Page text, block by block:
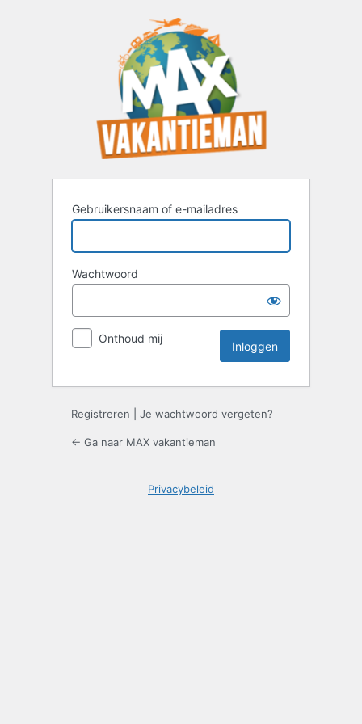
Gebruikersnaam of e-mailadres
Wachtwoord
Onthoud mij
Registreren Je wachtwoord vergeten?
← Ga naar MAX vakantieman
Privacybeleid